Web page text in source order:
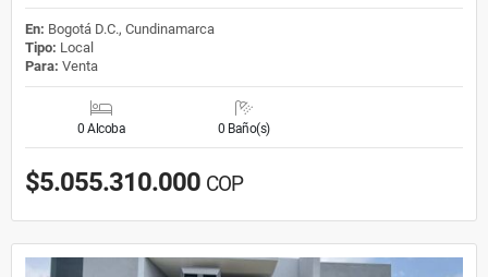
En: Bogotá D.C., Cundinamarca
Tipo: Local
Para: Venta
0 Alcoba 0 Baño(s)
$5.055.310.000 COP